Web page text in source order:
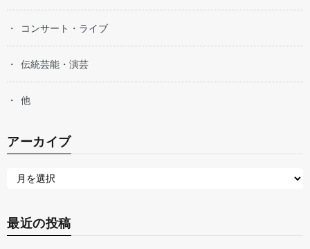
コンサート・ライブ
伝統芸能・演芸
他
アーカイブ
最近の投稿